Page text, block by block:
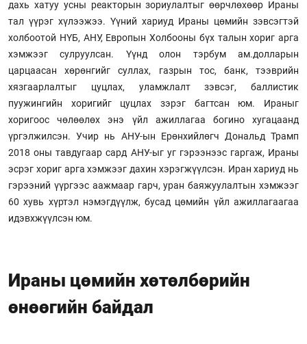
дахь хатуу усны реакторын зориулалтыг өөрчлөхөөр Ираны
тал үүрэг хүлээжээ. Үүний хариуд Ираны цөмийн зэвсэгтэй
холбоотой НҮБ, АНУ, Европын Холбооны бүх талын хориг арга
хэмжээг сулруулсан. Үүнд олон тэрбум ам.долларын
царцаасан хөрөнгийг суллах, газрын тос, банк, тээврийн
хязгаарлалтыг цуцлах, уламжлалт зэвсэг, баллистик
пуужингийн хоригийг цуцлах зэрэг багтсан юм. Ираныг
хоригоос чөлөөлөх энэ үйл ажиллагаа богино хугацаанд
үргэлжилсэн. Учир нь АНУ-ын Ерөнхийлөгч Дональд Трамп
2018 оны тавдугаар сард АНУ-ыг уг гэрээнээс гаргаж, Ираны
эсрэг хориг арга хэмжээг дахин хэрэгжүүлсэн. Иран хариуд нь
гэрээний үүргээс аажмаар гарч, уран баяжуулалтын хэмжээг
60 хувь хүртэл нэмэгдүүлж, бусад цөмийн үйл ажиллагаагаа
идэвхжүүлсэн юм.
Ираны цөмийн хөтөлбөрийн
өнөөгийн байдал